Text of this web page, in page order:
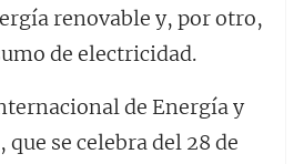
renovable y, por otro,
de electricidad.
de Energía y
se celebra del 28 de